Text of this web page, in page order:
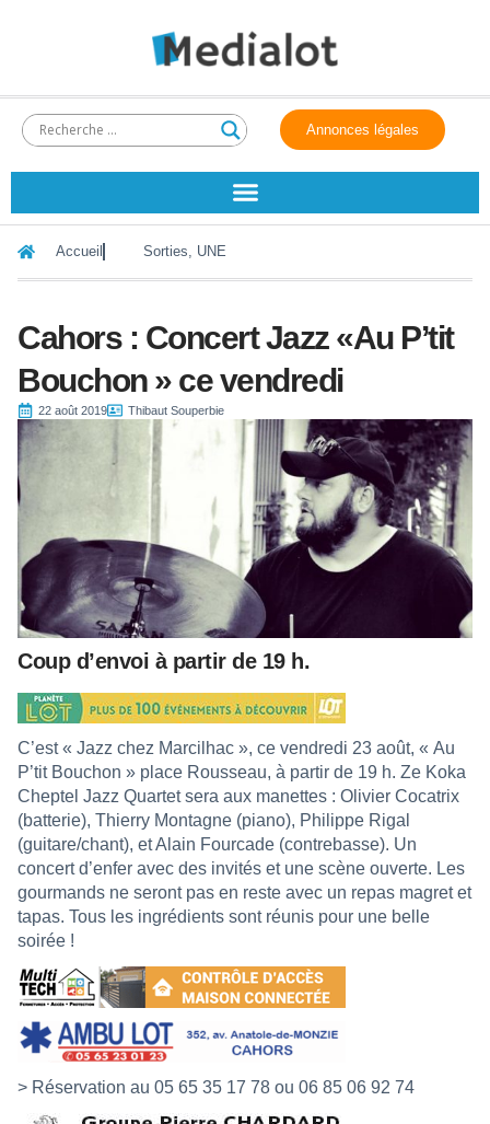
Annonces légales
Accueil Sorties, UNE
Cahors : Concert Jazz «Au P’tit
Bouchon » ce vendredi
22 août 2019 Thibaut Souperbie
Coup d’envoi à partir de 19 h.
C’est « Jazz chez Marcilhac », ce vendredi 23 août, « Au
P’tit Bouchon » place Rousseau, à partir de 19 h. Ze Koka
Cheptel Jazz Quartet sera aux manettes : Olivier Cocatrix
(batterie), Thierry Montagne (piano), Philippe Rigal
(guitare/chant), et Alain Fourcade (contrebasse). Un
concert d’enfer avec des invités et une scène ouverte. Les
gourmands ne seront pas en reste avec un repas magret et
tapas. Tous les ingrédients sont réunis pour une belle
soirée !
> Réservation au 05 65 35 17 78 ou 06 85 06 92 74